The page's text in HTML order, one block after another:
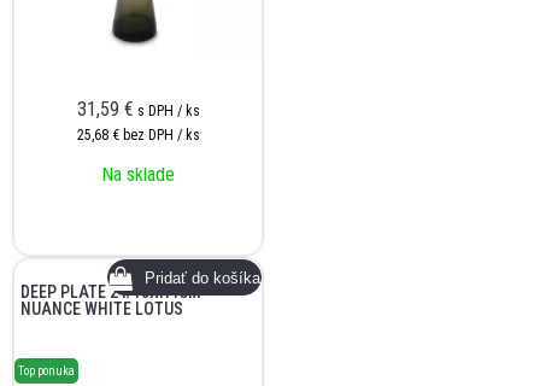
31,59 € s DPH / ks
25,68 € bez DPH / ks
Na sklade
DEEP PLATE 24/13XH4CM
NUANCE WHITE LOTUS
Top ponuka